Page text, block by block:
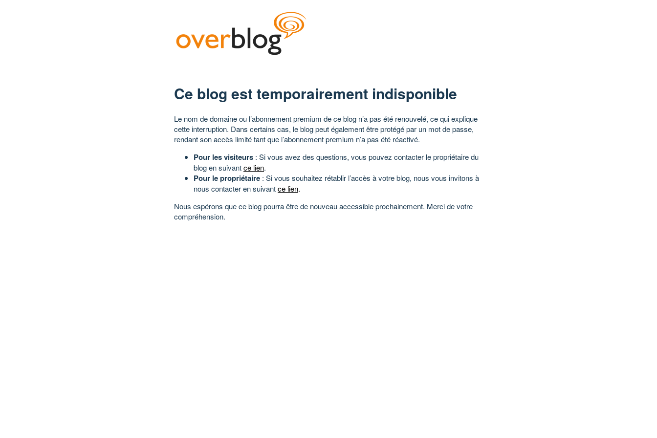
Ce blog est temporairement indisponible
Le nom de domaine ou l’abonnement premium de ce blog n’a pas été renouvelé, ce qui explique
cette interruption. Dans certains cas, le blog peut également être protégé par un mot de passe,
rendant son accès limité tant que l’abonnement premium n’a pas été réactivé.
Pour les visiteurs : Si vous avez des questions, vous pouvez contacter le propriétaire du
blog en suivantce lien.
Pour le propriétaire : Si vous souhaitez rétablir l’accès à votre blog, nous vous invitons à
nous contacter en suivantce lien.
Nous espérons que ce blog pourra être de nouveau accessible prochainement. Merci de votre
compréhension.